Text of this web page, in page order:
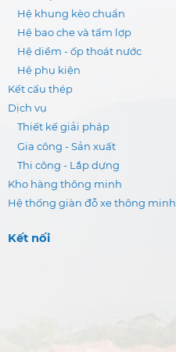
Hệ khung kèo chuẩn
Hệ bao che và tấm lợp
Hệ diềm - ốp thoát nước
Hệ phụ kiện
Kết cấu thép
Dịch vụ
Thiết kế giải pháp
Gia công - Sản xuất
Thi công - Lắp dựng
Kho hàng thông minh
Hệ thống giàn đỗ xe thông minh
Kết nối